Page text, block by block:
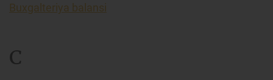
Buxgalteriya balansi
C